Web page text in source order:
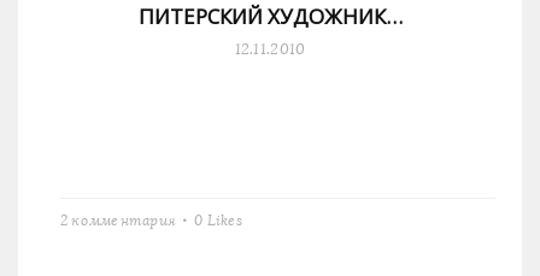
ПИТЕРСКИЙ ХУДОЖНИК…
12.11.2010
2 комментария 0 Likes